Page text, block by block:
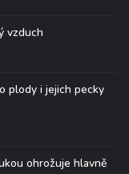
vzduch
plody i jejich pecky
ohrožuje hlavně